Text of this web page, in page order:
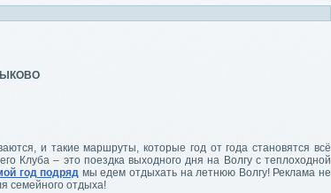
и такие маршруты, которые год от года становятся всё
Клуба – это поездка выходного дня на Волгу с теплоходной
год подряд мы едем отдыхать на летнюю Волгу! Реклама не
семейного отдыха!